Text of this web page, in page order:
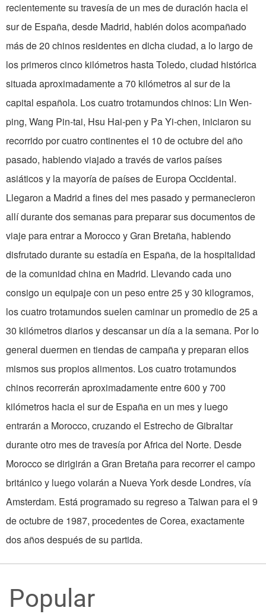
recientemente su travesía de un mes de duración hacia el
sur de España, desde Madrid, habién dolos acompañado
más de 20 chinos residentes en dicha ciudad, a lo largo de
los primeros cinco kilómetros hasta Toledo, ciudad histórica
situada aproximadamente a 70 kilómetros al sur de la
capital española. Los cuatro trotamundos chinos: Lin Wen-
ping, Wang Pin-tai, Hsu Hai-pen y Pa Yi-chen, iniciaron su
recorrido por cuatro continentes el 10 de octubre del año
pasado, habiendo viajado a través de varios países
asiáticos y la mayoría de países de Europa Occidental.
Llegaron a Madrid a fines del mes pasado y permanecieron
allí durante dos semanas para preparar sus documentos de
viaje para entrar a Morocco y Gran Bretaña, habiendo
disfrutado durante su estadía en España, de la hospitalidad
de la comunidad china en Madrid. Llevando cada uno
consigo un equipaje con un peso entre 25 y 30 kilogramos,
los cuatro trotamundos suelen caminar un promedio de 25 a
30 kilómetros diarios y descansar un día a la semana. Por lo
general duermen en tiendas de campaña y preparan ellos
mismos sus propios alimentos. Los cuatro trotamundos
chinos recorrerán aproximadamente entre 600 y 700
kilómetros hacia el sur de España en un mes y luego
entrarán a Morocco, cruzando el Estrecho de Gibraltar
durante otro mes de travesía por Africa del Norte. Desde
Morocco se dirigirán a Gran Bretaña para recorrer el campo
británico y luego volarán a Nueva York desde Londres, vía
Amsterdam. Está programado su regreso a Taiwan para el 9
de octubre de 1987, procedentes de Corea, exactamente
dos años después de su partida.
Popular